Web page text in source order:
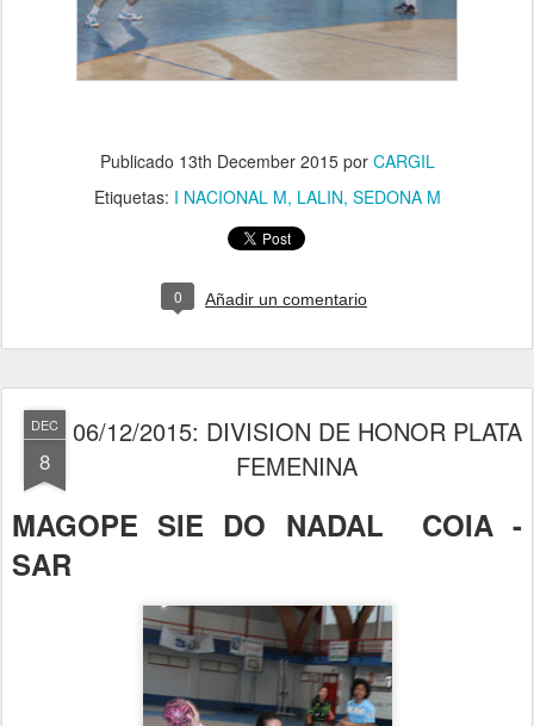
Publicado 13th December 2015por CARGIL
Etiquetas: I NACIONAL M LALIN SEDONA M
0 Añadir un comentario
DEC
8
06/12/2015: DIVISION DE HONOR PLATA
FEMENINA
MAGOPE SIE DO NADAL COIA -
SAR